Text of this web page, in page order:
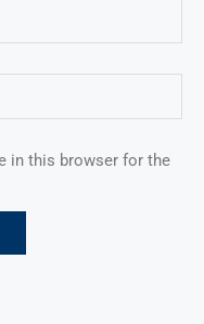
in this browser for the